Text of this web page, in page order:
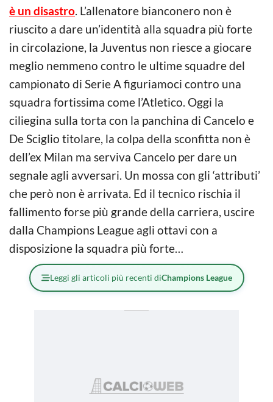
è un disastro. L’allenatore bianconero non è
riuscito a dare un’identità alla squadra più forte
in circolazione, la Juventus non riesce a giocare
meglio nemmeno contro le ultime squadre del
campionato di Serie A figuriamoci contro una
squadra fortissima come l’Atletico. Oggi la
ciliegina sulla torta con la panchina di Cancelo e
De Sciglio titolare, la colpa della sconfitta non è
dell’ex Milan ma serviva Cancelo per dare un
segnale agli avversari. Un mossa con gli ‘attributi’
che però non è arrivata. Ed il tecnico rischia il
fallimento forse più grande della carriera, uscire
dalla Champions League agli ottavi con a
disposizione la squadra più forte…
Leggi gli articoli più recenti diChampions League